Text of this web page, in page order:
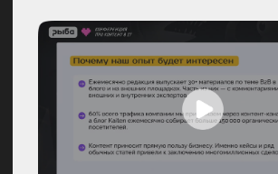
ПОЧЕМУ НАШ
ОПЫТ БУДЕТ
ИНТЕРЕСЕН